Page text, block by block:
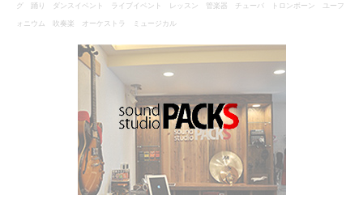
グ 踊り ダンスイベント ライブイベント レッスン 管楽器 チューバ トロンボーン ユーフ
ォニウム 吹奏楽 オーケストラ ミュージカル